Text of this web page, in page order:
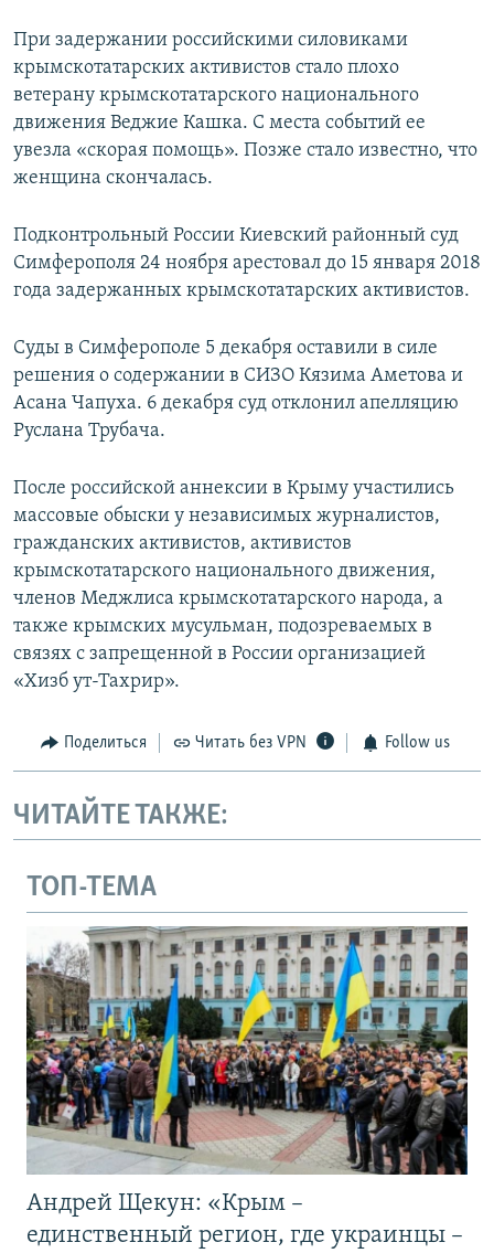
При задержании российскими силовиками
крымскотатарских активистов стало плохо
ветерану крымскотатарского национального
движения Веджие Кашка. С места событий ее
увезла «скорая помощь». Позже стало известно, что
женщина скончалась.
Подконтрольный России Киевский районный суд
Симферополя 24 ноября арестовал до 15 января 2018
года задержанных крымскотатарских активистов.
Суды в Симферополе 5 декабря оставили в силе
решения о содержании в СИЗО Кязима Аметова и
Асана Чапуха. 6 декабря суд отклонил апелляцию
Руслана Трубача.
После российской аннексии в Крыму участились
массовые обыски у независимых журналистов,
гражданских активистов, активистов
крымскотатарского национального движения,
членов Меджлиса крымскотатарского народа, а
также крымских мусульман, подозреваемых в
связях с запрещенной в России организацией
«Хизб ут-Тахрир».
Поделиться Читать без VPN Follow us
ЧИТАЙТЕ ТАКЖЕ:
ТОП-ТЕМА
Андрей Щекун: «Крым –
единственный регион, где украинцы –